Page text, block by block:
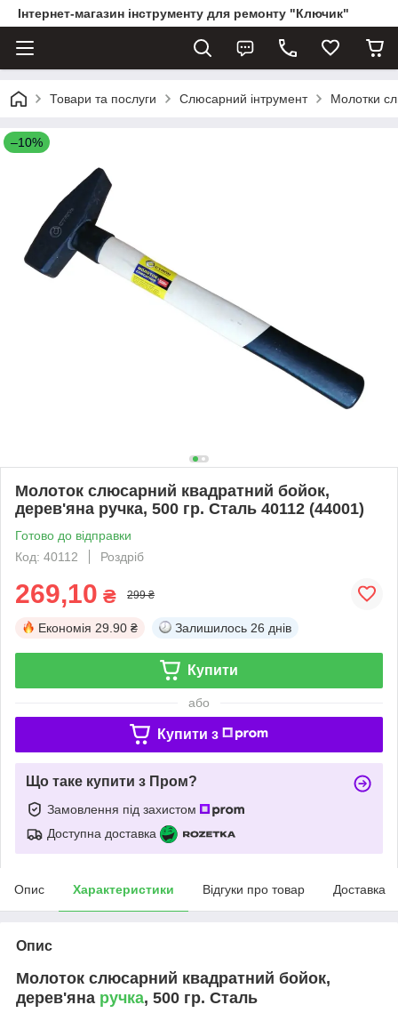
Інтернет-магазин інструменту для ремонту "Ключик"
Товари та послуги Слюсарний інтрумент Молотки
–10%
Молоток слюсарний квадратний бойок,
дерев'яна ручка, 500 гр. Сталь 40112 (44001)
Готово до відправки
Код: 40112
Роздріб
269,10 ₴ 299 ₴
Економія 29.90 ₴ Залишилось 26 днів
Купити
або
Купити з
Що таке купити з Пром?
Замовлення під захистом
Доступна доставка
Опис Характеристики Відгуки про товар Доставка
Опис
Молоток слюсарний квадратний бойок,
дерев'яна ручка, 500 гр. Сталь